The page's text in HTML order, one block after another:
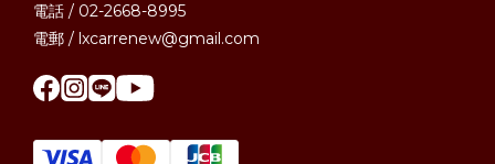
電話 / 02-2668-8995
電郵 / lxcarrenew@gmail.com